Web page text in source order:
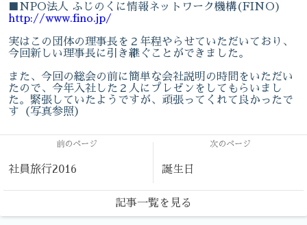
■NPO法人 ふじのくに情報ネットワーク機構(FINO)
http://www.fino.jp/
実はこの団体の理事長を２年程やらせていただいており、
今回新しい理事長に引き継ぐことができました。
また、今回の総会の前に簡単な会社説明の時間をいただい
たので、今年入社した２人にプレゼンをしてもらいまし
た。緊張していたようですが、頑張ってくれて良かったで
す（写真参照）
前のページ
社員旅行2016
次のページ
誕生日
記事一覧を見る